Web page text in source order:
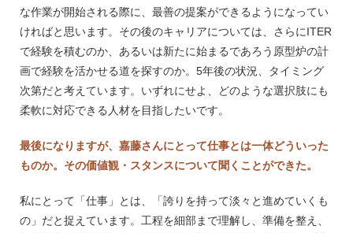
な作業が開始される際に、最善の提案ができるようになってい
ければと思います。その後のキャリアについては、さらにITER
で経験を積むのか、あるいは新たに始まるであろう原型炉の計
画で経験を活かせる道を探すのか。5年後の状況、タイミング
次第だと考えています。いずれにせよ、どのような選択肢にも
柔軟に対応できる人材を目指したいです。
最後になりますが、嘉藤さんにとって仕事とは一体どういった
ものか。その価値観・スタンスについて聞くことができた。
私にとって「仕事」とは、「誇りを持って淡々と進めていくも
の」だと捉えています。工程を細部まで理解し、準備を整え、